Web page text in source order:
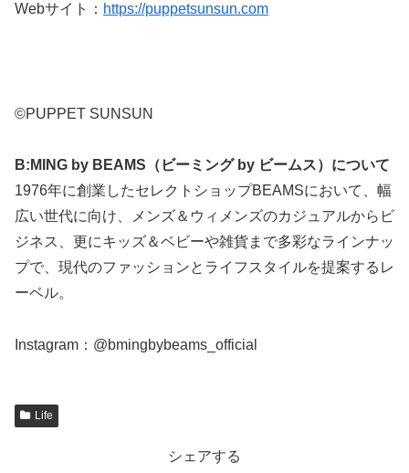
Webサイト： https://puppetsunsun.com
©PUPPET SUNSUN
B:MING by BEAMS（ビーミング by ビームス）について
1976年に創業したセレクトショップBEAMSにおいて、幅
広い世代に向け、メンズ＆ウィメンズのカジュアルからビ
ジネス、更にキッズ＆ベビーや雑貨まで多彩なラインナッ
プで、現代のファッションとライフスタイルを提案するレ
ーベル。
Instagram：@bmingbybeams_official
Life
シェアする